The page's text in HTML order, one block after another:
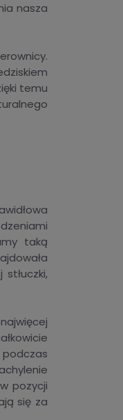
nasza
temu
taką
pozycji
się za